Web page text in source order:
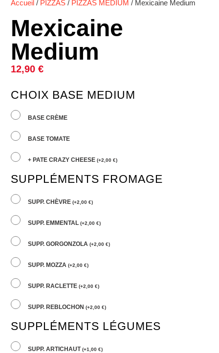
Accueil / PIZZAS / PIZZAS MEDIUM / Mexicaine Medium
Mexicaine
Medium
12,90€
CHOIX BASE MEDIUM
BASE CRÈME
BASE TOMATE
+ PATE CRAZY CHEESE(+2,00€)
SUPPLÉMENTS FROMAGE
SUPP. CHÈVRE(+2,00€)
SUPP. EMMENTAL(+2,00€)
SUPP. GORGONZOLA(+2,00€)
SUPP. MOZZA(+2,00€)
SUPP. RACLETTE(+2,00€)
SUPP. REBLOCHON(+2,00€)
SUPPLÉMENTS LÉGUMES
SUPP. ARTICHAUT(+1,00€)